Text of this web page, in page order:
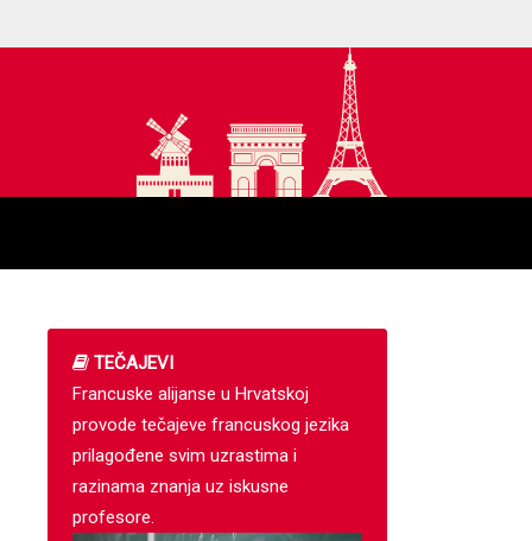
TEČAJEVI
Francuske alijanse u Hrvatskoj
provode tečajeve francuskog jezika
prilagođene svim uzrastima i
razinama znanja uz iskusne
profesore.